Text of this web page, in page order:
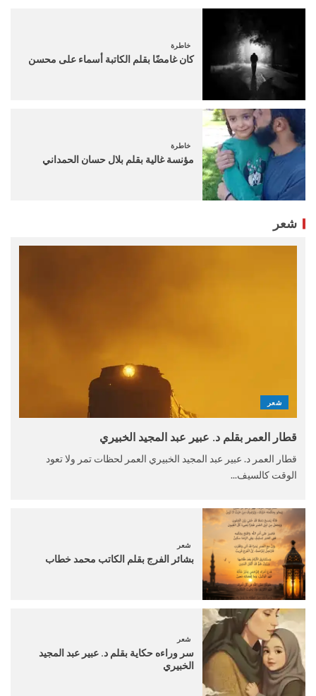
خاطرة
كان غامضًا بقلم الكاتبة أسماء على محسن
خاطرة
مؤنسة غالية بقلم بلال حسان الحمداني
شعر
شعر
قطار العمر بقلم د. عبير عبد المجيد الخبيري
قطار العمر د. عبير عبد المجيد الخبيري العمر لحظات تمر ولا تعود
الوقت كالسيف...
شعر
بشائر الفرج بقلم الكاتب محمد خطاب
شعر
سر وراءه حكاية بقلم د. عبير عبد المجيد
الخبيري